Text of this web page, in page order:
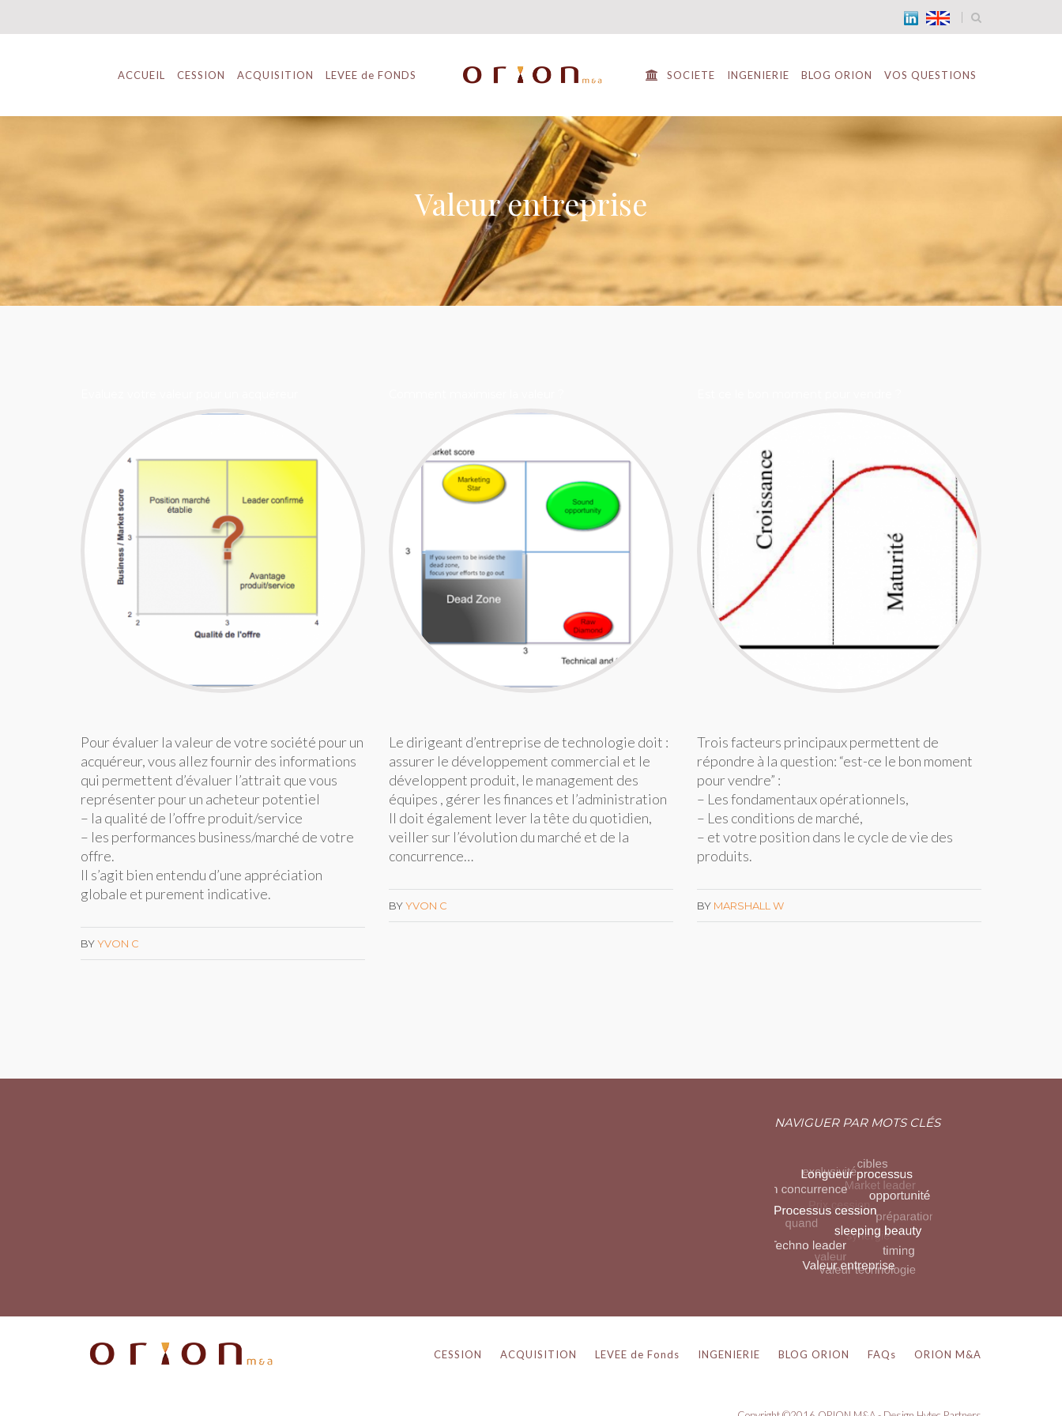
ACCUEIL CESSION ACQUISITION LEVEE de FONDS SOCIETE INGENIERIE BLOG ORION VOS QUESTIONS
Valeur entreprise
Pour évaluer la valeur de votre société pour un
acquéreur, vous allez fournir des informations
qui permettent d’évaluer l’attrait que vous
représenter pour un acheteur potentiel
– la qualité de l’offre produit/service
– les performances business/marché de votre
offre.
Il s’agit bien entendu d’une appréciation
globale et purement indicative.
BYYVON C
Le dirigeant d’entreprise de technologie doit :
assurer le développement commercial et le
développent produit, le management des
équipes , gérer les finances et l’administration
Il doit également lever la tête du quotidien,
veiller sur l’évolution du marché et de la
concurrence…
BYYVON C
Trois facteurs principaux permettent de
répondre à la question: “est-ce le bon moment
pour vendre” :
– Les fondamentaux opérationnels,
– Les conditions de marché,
– et votre position dans le cycle de vie des
produits.
BY MARSHALL W
NAVIGUER PAR MOTS CLÉS
CESSION ACQUISITION LEVEE de Fonds INGENIERIE BLOG ORION FAQs ORION M&A